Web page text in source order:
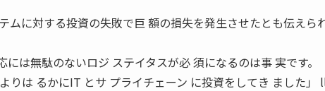
ムに対する投資の失敗で巨 額の損失を発生させたとも伝えら
には無駄のないロジ ステイタスが必 須になるのは事 実です。
りは るかにIT とサ プライチェーン に投資をしてき ました」